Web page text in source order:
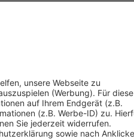
verknüpft.